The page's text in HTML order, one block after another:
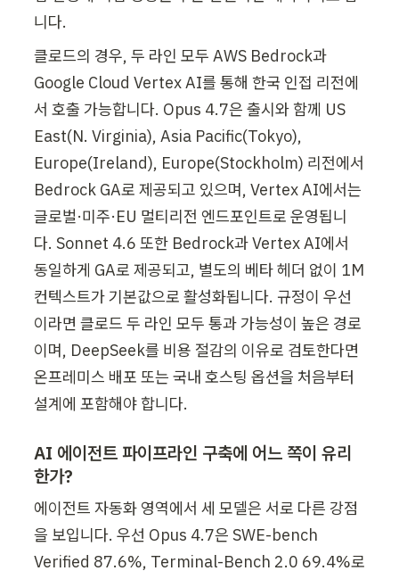
니다.
클로드의 경우, 두 라인 모두 AWS Bedrock과
Google Cloud Vertex AI를 통해 한국 인접 리전에
서 호출 가능합니다. Opus 4.7은 출시와 함께 US
East(N. Virginia), Asia Pacific(Tokyo),
Europe(Ireland), Europe(Stockholm) 리전에서
Bedrock GA로 제공되고 있으며, Vertex AI에서는
글로벌·미주·EU 멀티리전 엔드포인트로 운영됩니
다. Sonnet 4.6 또한 Bedrock과 Vertex AI에서
동일하게 GA로 제공되고, 별도의 베타 헤더 없이 1M
컨텍스트가 기본값으로 활성화됩니다. 규정이 우선
이라면 클로드 두 라인 모두 통과 가능성이 높은 경로
이며, DeepSeek를 비용 절감의 이유로 검토한다면
온프레미스 배포 또는 국내 호스팅 옵션을 처음부터
설계에 포함해야 합니다.
AI 에이전트 파이프라인 구축에 어느 쪽이 유리
한가?
에이전트 자동화 영역에서 세 모델은 서로 다른 강점
을 보입니다. 우선 Opus 4.7은 SWE-bench
Verified 87.6%, Terminal-Bench 2.0 69.4%로